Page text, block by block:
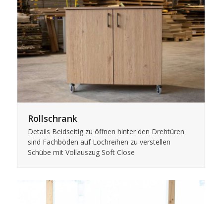
Rollschrank
Details Beidseitig zu öffnen hinter den Drehtüren
sind Fachböden auf Lochreihen zu verstellen
Schübe mit Vollauszug Soft Close